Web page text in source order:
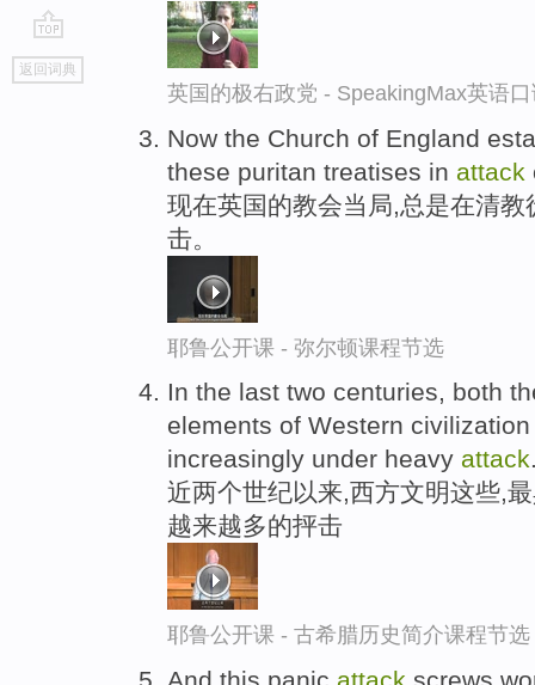
go
top
返回词典
英国的极右政党 - SpeakingMax英语
Now the Church of England
these puritan treatises in attack
现在英国的教会当局,总是在清
击。
耶鲁公开课 - 弥尔顿课程节选
In the last two centuries, both
elements of Western
increasingly under heavy attack
近两个世纪以来,西方文明这些,
越来越多的抨击
耶鲁公开课 - 古希腊历史简介课程节选